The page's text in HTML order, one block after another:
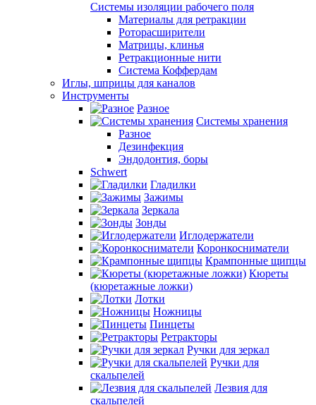
Системы изоляции рабочего поля
Материалы для ретракции
Роторасширители
Матрицы, клинья
Ретракционные нити
Система Коффердам
Иглы, шприцы для каналов
Инструменты
Разное
Системы хранения
Разное
Дезинфекция
Эндодонтия, боры
Schwert
Гладилки
Зажимы
Зеркала
Зонды
Иглодержатели
Коронкосниматели
Крампонные щипцы
Кюреты
(кюретажные ложки)
Лотки
Ножницы
Пинцеты
Ретракторы
Ручки для зеркал
Ручки для
скальпелей
Лезвия для
скальпелей